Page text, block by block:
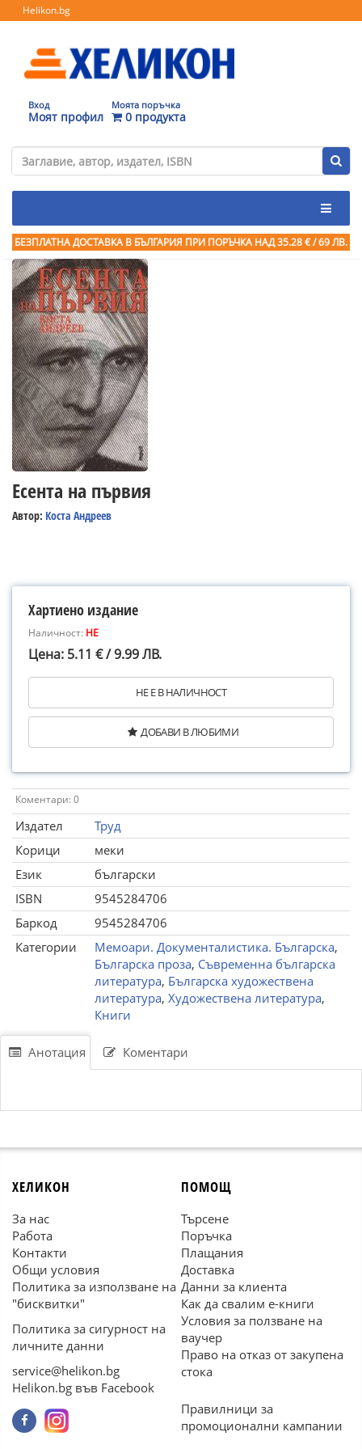
Helikon.bg
Вход
Моят профил
Моята поръчка
0 продукта
БЕЗПЛАТНА ДОСТАВКА В БЪЛГАРИЯ ПРИ ПОРЪЧКА НАД 35.28 € / 69 ЛВ.
Есента на първия
Автор: Коста Андреев
Хартиено издание
Наличност: НЕ
Цена: 5.11 € / 9.99 ЛВ.
НЕ Е В НАЛИЧНОСТ
ДОБАВИ В ЛЮБИМИ
Коментари: 0
Издател
Труд
Корици
меки
Език
български
ISBN
9545284706
Баркод
9545284706
Категории
Мемоари. Документалистика. Българска,
Българска проза, Съвременна българска
литература, Българска художествена
литература, Художествена литература,
Книги
Анотация Коментари
ХЕЛИКОН
За нас
Работа
Контакти
Общи условия
Политика за използване на
"бисквитки"
Политика за сигурност на
личните данни
service@helikon.bg
Helikon.bg във Facebook
ПОМОЩ
Търсене
Поръчка
Плащания
Доставка
Данни за клиента
Как да свалим е-книги
Условия за ползване на
ваучер
Право на отказ от закупена
стока
Правилници за
промоционални кампании